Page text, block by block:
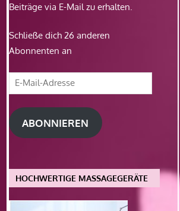
Beiträge via E-Mail zu erhalten.
Schließe dich 26 anderen
Abonnenten an
E-
Mail-
Adresse
ABONNIEREN
HOCHWERTIGE MASSAGEGERÄTE